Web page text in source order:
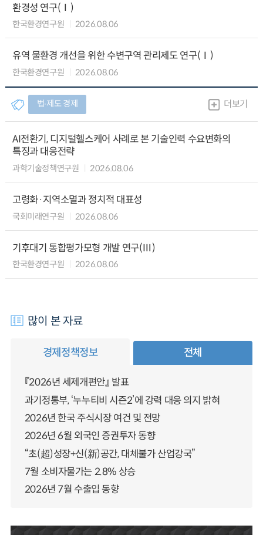
환경성 연구(Ⅰ)
한국환경연구원 2026.08.06
유역 물환경 개선을 위한 수변구역 관리제도 연구(Ⅰ)
한국환경연구원 2026.08.06
법∙제도 경제 더보기
AI전환기, 디지털헬스케어 사례로 본 기술인력 수요변화의
특징과 대응전략
과학기술정책연구원 2026.08.06
고령화·지역소멸과 정치적 대표성
국회미래연구원 2026.08.06
기후대기 통합평가모형 개발 연구(Ⅲ)
한국환경연구원 2026.08.06
많이 본 자료
경제정책정보 전체
『2026년 세제개편안』 발표
과기정통부, ‘누누티비 시즌2’에 강력 대응 의지 밝혀
2026년 한국 주식시장 여건 및 전망
2026년 6월 외국인 증권투자 동향
“초(超)성장+신(新)공간, 대체불가 산업강국”
7월 소비자물가는 2.8% 상승
2026년 7월 수출입 동향